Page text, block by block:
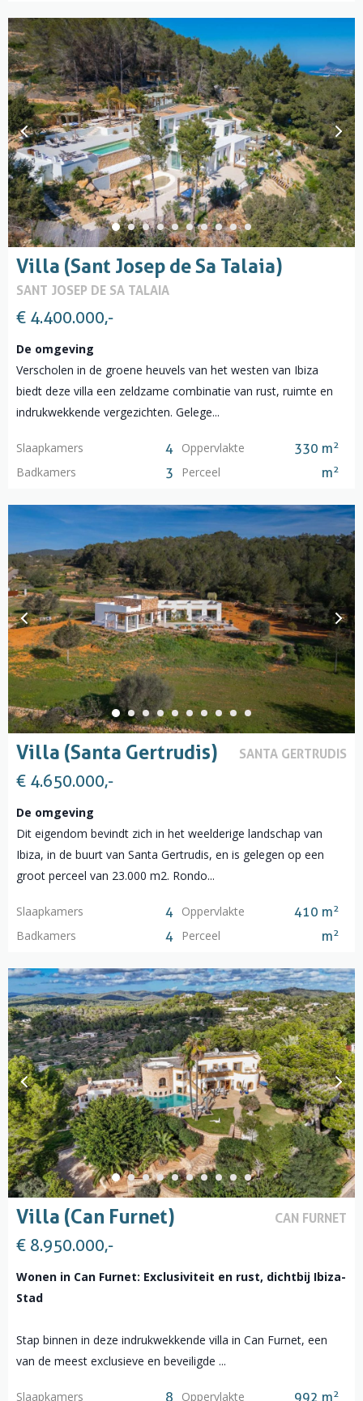
Villa (Sant Josep de Sa Talaia)
SANT JOSEP DE SA TALAIA
€ 4.400.000,-
De omgeving
Verscholen in de groene heuvels van het westen van Ibiza
biedt deze villa een zeldzame combinatie van rust, ruimte en
indrukwekkende vergezichten. Gelege...
Slaapkamers 4 Oppervlakte 330 m2
Badkamers 3 Perceel m2
Villa (Santa Gertrudis) SANTA GERTRUDIS
€ 4.650.000,-
De omgeving
Dit eigendom bevindt zich in het weelderige landschap van
Ibiza, in de buurt van Santa Gertrudis, en is gelegen op een
groot perceel van 23.000 m2. Rondo...
Slaapkamers 4 Oppervlakte 410 m2
Badkamers 4 Perceel m2
Villa (Can Furnet) CAN FURNET
€ 8.950.000,-
Wonen in Can Furnet: Exclusiviteit en rust, dichtbij Ibiza-
Stad
Stap binnen in deze indrukwekkende villa in Can Furnet, een
van de meest exclusieve en beveiligde ...
Slaapkamers 8 Oppervlakte 992 m2